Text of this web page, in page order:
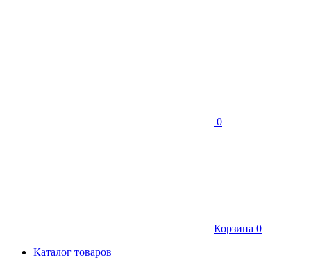
0
Корзина 0
Каталог товаров